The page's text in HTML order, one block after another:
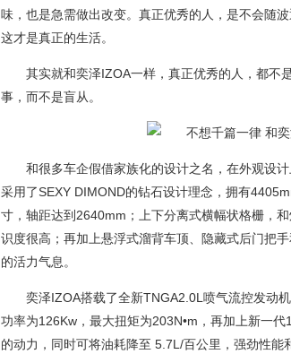
味，也是急需做出改变。真正优秀的人，是不会随
这才是真正的生活。
其实就和奕泽IZOA一样，真正优秀的人，都不
事，而不是盲从。
和很多车企假借家族化的设计之名，在外观设
采用了SEXY DIMOND的钻石设计理念，拥有
寸，轴距达到2640mm；上下分离式横幅状格栅，
识度很高；再加上悬浮式溜背车顶、隐藏式后门把
的活力气息。
奕泽IZOA搭载了全新TNGA2.0L喷气流控发动
功率为126Kw，最大扭矩为203N•m，再加上新一
的动力，同时可将油耗降至 5.7L/百公里，强劲性能